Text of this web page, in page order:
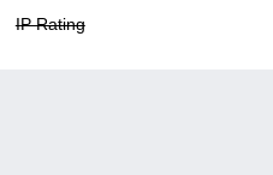
IP Rating